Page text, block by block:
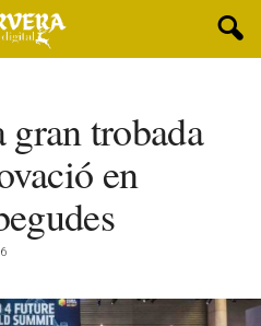
trobada
en